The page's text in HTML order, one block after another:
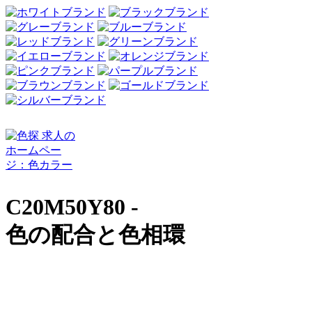
C20M50Y80 -
色の配合と色相環